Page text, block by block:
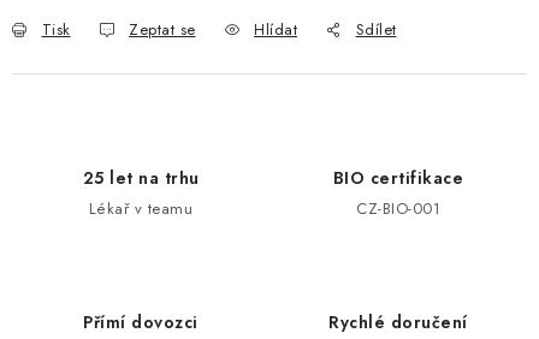
Tisk Zeptat se Hlídat Sdílet
25 let na trhu
Lékař v teamu
BIO certifikace
CZ-BIO-001
Přímí dovozci Rychlé doručení